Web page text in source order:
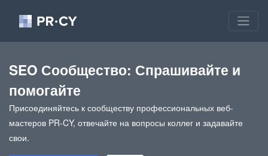
SEO Сообщество: Спрашивайте и
помогайте
Присоединяйтесь к сообществу профессиональных веб-
мастеров PR-CY, отвечайте на вопросы коллег и задавайте
свои.